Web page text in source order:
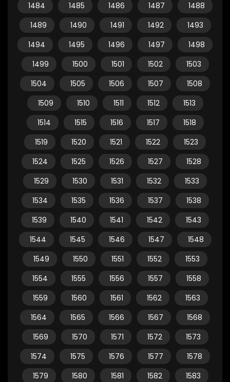
1484
1485 1486 1487
1488
1489
1490 1491 1492
1493
1494
1495 1496 1497
1498
1499
1500 1501 1502
1503
1504
1505 1506 1507
1508
1509
1510 1511 1512
1513
1514
1515 1516 1517
1518
1519
1520 1521 1522
1523
1524
1525 1526 1527
1528
1529
1530 1531 1532
1533
1534
1535 1536 1537
1538
1539
1540 1541 1542
1543
1544
1545 1546 1547
1548
1549
1550 1551 1552
1553
1554
1555 1556 1557
1558
1559
1560 1561 1562
1563
1564
1565 1566 1567
1568
1569
1570 1571 1572
1573
1574
1575 1576 1577
1578
1579
1580 1581 1582
1583